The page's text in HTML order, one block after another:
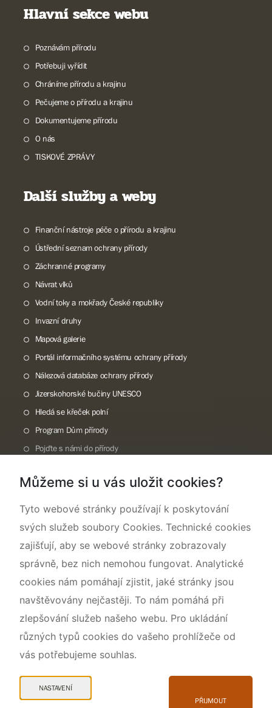
Hlavní sekce webu
Poznávám přírodu
Potřebuji vyřídit
Chráníme přírodu a krajinu
Pečujeme o přírodu a krajinu
Dokumentujeme přírodu
O nás
TISKOVÉ ZPRÁVY
Další služby a weby
Finanční nástroje péče o přírodu a krajinu
Ústřední seznam ochrany přírody
Záchranné programy
Návrat vlků
Vodní toky a mokřady České republiky
Invazní druhy
Mapová galerie
Portál informačního systému ochrany přírody
Nálezová databáze ochrany přírody
Jizerskohorské bučiny UNESCO
Hledá se křeček polní
Program Dům přírody
Pojďte s námi do přírody
Rok CHKO pod záštitou České komise pro UNESCO
Můžeme si u vás uložit cookies?
Tyto webové stránky používají k poskytování
svých služeb soubory Cookies. Technické cookies
zajišťují, aby se webové stránky zobrazovaly
správně, bez nich nemohou fungovat. Analytické
cookies nám pomáhají zjistit, jaké stránky jsou
navštěvovány nejčastěji. To nám pomáhá při
zlepšování služeb našeho webu. Pro ukládání
různých typů cookies do vašeho prohlížeče od
vás potřebujeme souhlas.
NASTAVENÍ
PŘIJMOUT